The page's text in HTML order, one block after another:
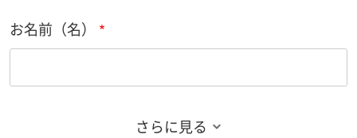
お名前（名）
さらに見る